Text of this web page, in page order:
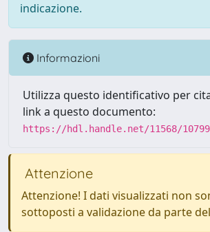
indicazione.
Informazioni
Utilizza questo identificativo per
link a questo documento:
https://hdl.handle.net/11568/
Attenzione
Attenzione! I dati visualizzati non
sottoposti a validazione da parte